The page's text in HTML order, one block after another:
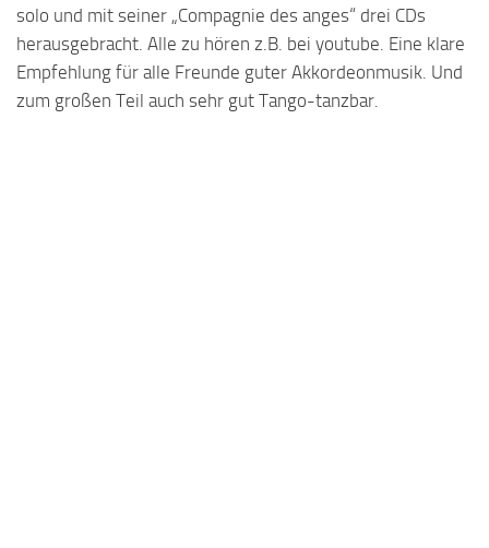
solo und mit seiner „Compagnie des anges“ drei CDs
herausgebracht. Alle zu hören z.B. bei youtube. Eine klare
Empfehlung für alle Freunde guter Akkordeonmusik. Und
zum großen Teil auch sehr gut Tango-tanzbar.